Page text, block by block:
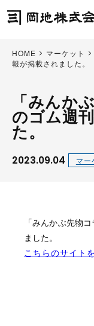
HOME マーケット
報が掲載されました。
「みんか
のゴム週
た。
2023.09.04 マー
「みんかぶ先物
ました。
こちらのサイト